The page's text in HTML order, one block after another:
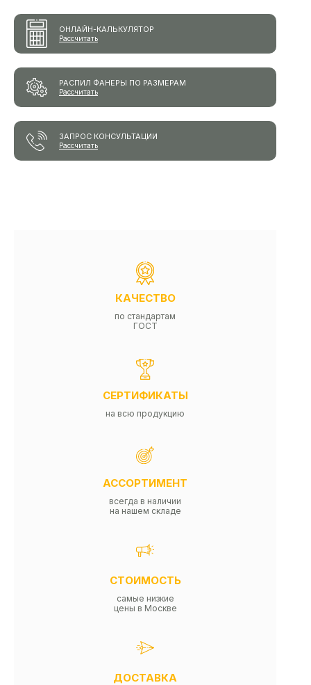
ОНЛАЙН-КАЛЬКУЛЯТОР
Рассчитать
РАСПИЛ ФАНЕРЫ ПО РАЗМЕРАМ
Рассчитать
ЗАПРОС КОНСУЛЬТАЦИИ
Рассчитать
КАЧЕСТВО
по стандартам
ГОСТ
СЕРТИФИКАТЫ
на всю продукцию
АССОРТИМЕНТ
всегда в наличии
на нашем складе
СТОИМОСТЬ
самые низкие
цены в Москве
ДОСТАВКА